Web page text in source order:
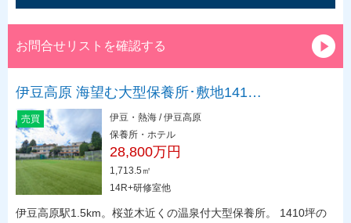
お問合せリストを確認する
伊豆高原 海望む大型保養所･敷地141…
売買
伊豆・熱海 / 伊豆高原
保養所・ホテル
28,800万円
1,713.5㎡
14R+研修室他
伊豆高原駅1.5km。桜並木近くの温泉付大型保養所。 1410坪の